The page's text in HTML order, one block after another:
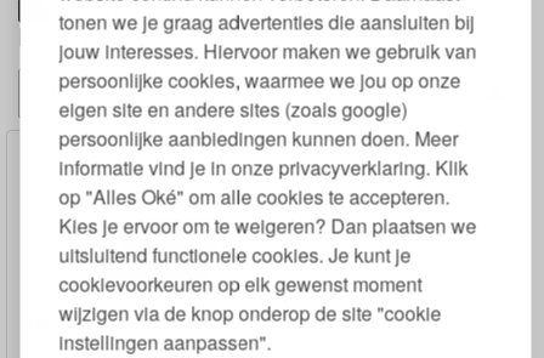
tonen we je graag advertenties die aansluiten bij
jouw interesses. Hiervoor maken we gebruik van
persoonlijke cookies, waarmee we jou op onze
eigen site en andere sites (zoals google)
persoonlijke aanbiedingen kunnen doen. Meer
informatie vind je in onze privacyverklaring. Klik
op "Alles Oké" om alle cookies te accepteren.
Kies je ervoor om te weigeren? Dan plaatsen we
uitsluitend functionele cookies. Je kunt je
cookievoorkeuren op elk gewenst moment
wijzigen via de knop onderop de site "cookie
instellingen aanpassen".
biologisch hoeslaken
Alternatieven
Hoeslaken Percal Biologisch
Katoen 300tc